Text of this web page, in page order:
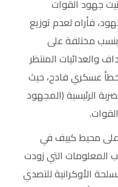
جهود القوات
فأراه لعدم توزيع
مختلفة على
والعدائيات المنتظر
عسكري فادح، حيث
الرئيسية (المجهود
على محيط كييف في
المعلومات التي زودت
الأوكرانية للتصدي